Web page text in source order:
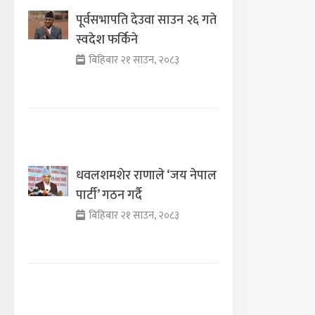
पूर्वसभापति देउवा साउन २६ गते
स्वदेश फर्किने
बिहिबार २१ साउन, २०८३
धवलशमशेर राणाले ‘जय नेपाल
पार्टी’ गठन गर्दै
बिहिबार २१ साउन, २०८३